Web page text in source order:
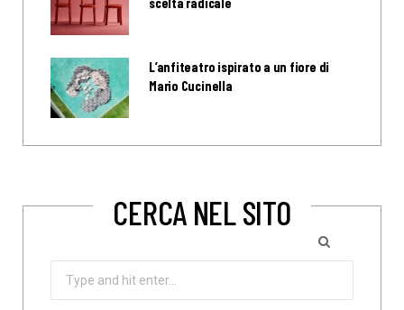
L’anfiteatro ispirato a un fiore di
Mario Cucinella
CERCA NEL SITO
Search